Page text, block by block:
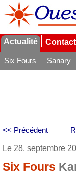
Actualité Contact
Six Fours Sanary
<< Précédent
Le 28. septembre
Six Fours